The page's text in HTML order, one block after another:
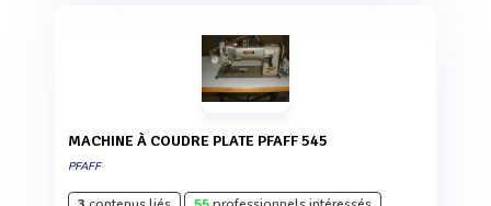
MACHINE À COUDRE PLATE PFAFF 545
PFAFF